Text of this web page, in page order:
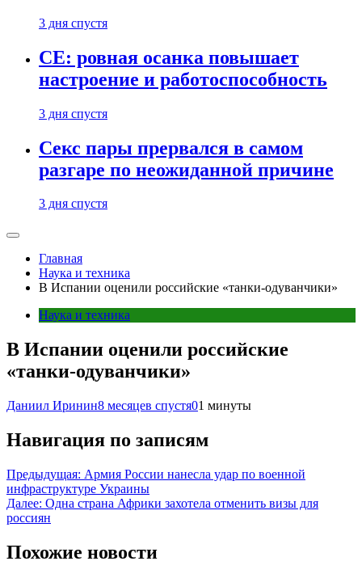
3 дня спустя
CE: ровная осанка повышает
настроение и работоспособность
3 дня спустя
Секс пары прервался в самом
разгаре по неожиданной причине
3 дня спустя
Главная
Наука и техника
В Испании оценили российские «танки-одуванчики»
Наука и техника
В Испании оценили российские
«танки-одуванчики»
Даниил Иринин8 месяцев спустя01 минуты
Навигация по записям
Предыдущая: Армия России нанесла удар по военной
инфраструктуре Украины
Далее: Одна страна Африки захотела отменить визы для
россиян
Похожие новости